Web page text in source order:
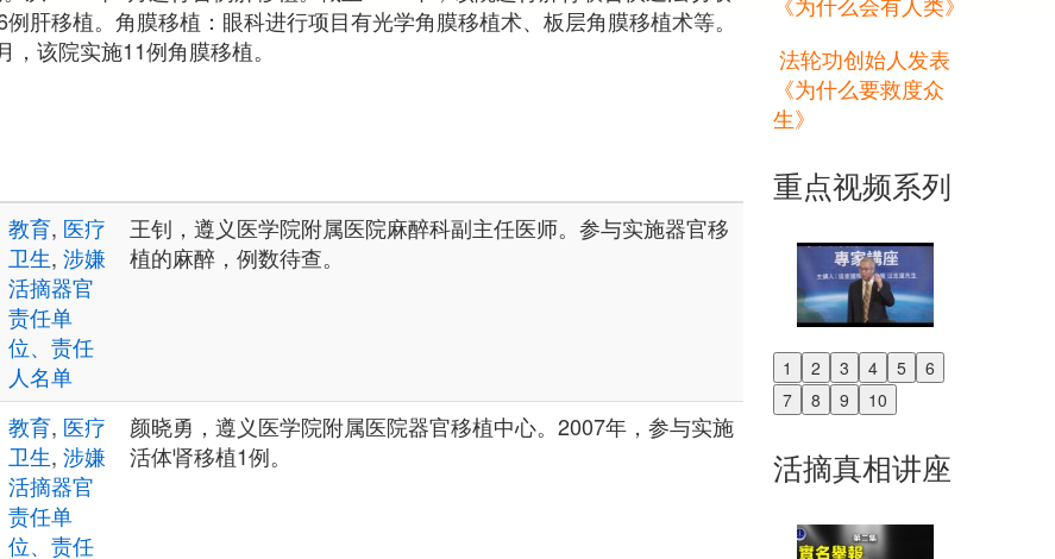
肝移植。角膜移植：眼科进行项目有光学角膜移植术、板层角膜移植术等。
该院实施11例角膜移植。
教育, 医疗
卫生, 涉嫌
活摘器官
责任单
位、责任
人名单
王钊，遵义医学院附属医院麻醉科副主任医师。参与实施器官移
植的麻醉，例数待查。
教育, 医疗
卫生, 涉嫌
活摘器官
责任单
位、责任
颜晓勇，遵义医学院附属医院器官移植中心。2007年，参与实施
活体肾移植1例。
法轮功创始人发表
《为什么要救度众
生》
重点视频系列
1 2 3 4 5
6
7
8 9 10
Previous
Next
活摘真相讲座